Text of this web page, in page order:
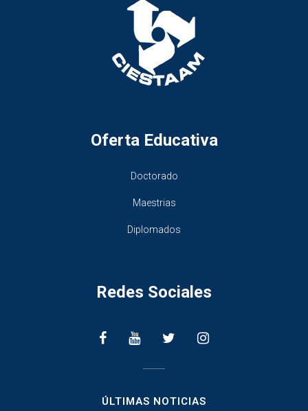
Oferta Educativa
Doctorado
Maestrias
Diplomados
Redes Sociales
ÚLTIMAS NOTICIAS